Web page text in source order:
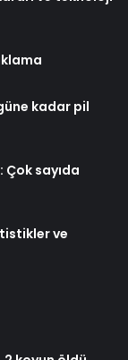
kadar pil
sayıda
ve